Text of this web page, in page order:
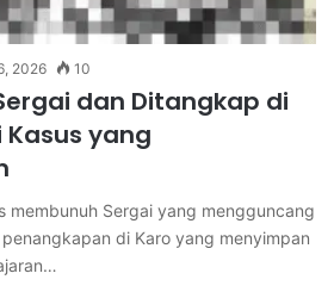
2026 10
dan Ditangkap di
Kasus yang
membunuh Sergai yang mengguncang
di Karo yang menyimpan